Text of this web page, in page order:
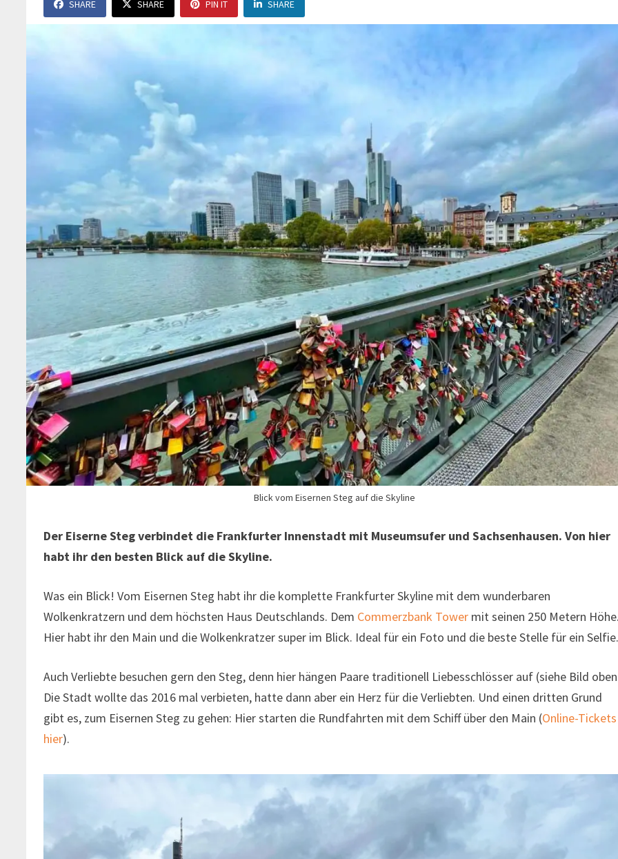
SHARE SHARE PIN IT SHARE
Blick vom Eisernen Steg auf die Skyline
Der Eiserne Steg verbindet die Frankfurter Innenstadt mit Museumsufer und Sachsenhausen. Von hier
habt ihr den besten Blick auf die Skyline.
Was ein Blick! Vom Eisernen Steg habt ihr die komplette Frankfurter Skyline mit dem wunderbaren
Wolkenkratzern und dem höchsten Haus Deutschlands. Dem Commerzbank Tower mit seinen 250 Metern
Hier habt ihr den Main und die Wolkenkratzer super im Blick. Ideal für ein Foto und die beste Stelle für ein
Auch Verliebte besuchen gern den Steg, denn hier hängen Paare traditionell Liebesschlösser auf (siehe Bild
Die Stadt wollte das 2016 mal verbieten, hatte dann aber ein Herz für die Verliebten. Und einen dritten Grund
gibt es, zum Eisernen Steg zu gehen: Hier starten die Rundfahrten mit dem Schiff über den Main (Online-Tickets
hier).